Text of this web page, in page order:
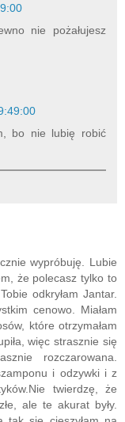
nie pożałujesz
bo nie lubię robić
wypróbuję. Lubie
że polecasz tylko to
odkryłam Jantar.
cenowo. Miałam
które otrzymałam
więc strasznie się
rozczarowana.
i odzywki i z
twierdzę, że
ale te akurat były.